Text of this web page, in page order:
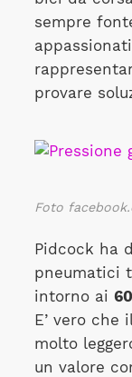
sempre
provare
Foto
Pidcock ha
pneumatici
intorno ai
E’ vero che
molto
un valore